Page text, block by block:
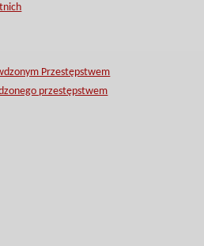
Przestępstwem
przestępstwem